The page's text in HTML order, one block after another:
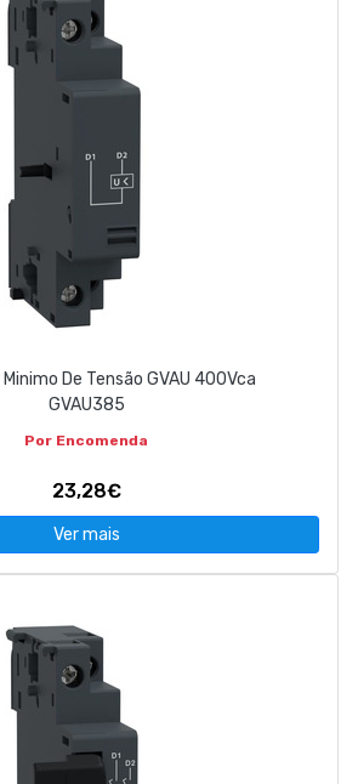
De Tensão GVAU 400Vca
GVAU385
Por Encomenda
23,28€
Ver mais